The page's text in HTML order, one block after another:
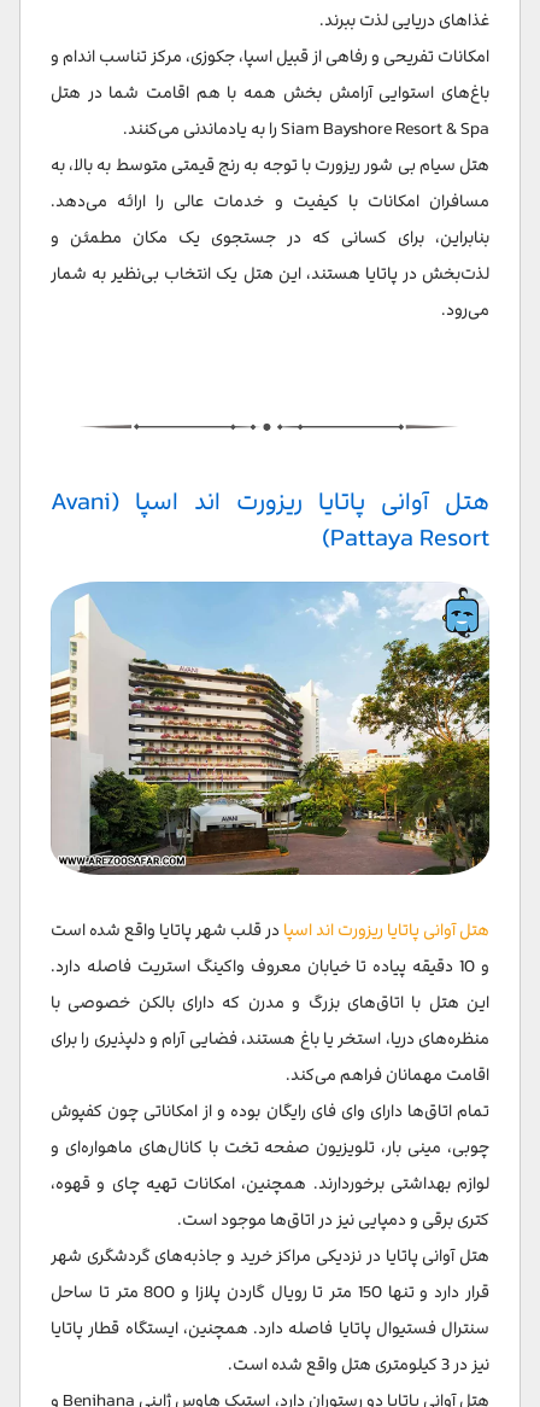
غذاهای دریایی لذت ببرند.
امکانات تفریحی و رفاهی از قبیل اسپا، جکوزی، مرکز تناسب اندام و
باغ‌های استوایی آرامش بخش همه با هم اقامت شما در هتل
Siam Bayshore Resort & Spa را به یادماندنی می‌کنند.
هتل سیام بی شور ریزورت با توجه به رنج قیمتی متوسط به بالا، به
مسافران امکانات با کیفیت و خدمات عالی را ارائه می‌دهد.
بنابراین، برای کسانی که در جستجوی یک مکان مطمئن و
لذت‌بخش در پاتایا هستند، این هتل یک انتخاب بی‌نظیر به شمار
می‌رود.
هتل آوانی پاتایا ریزورت اند اسپا (Avani
Pattaya Resort)
هتل آوانی پاتایا ریزورت اند اسپا در قلب شهر پاتایا واقع شده است
و 10 دقیقه پیاده تا خیابان معروف واکینگ استریت فاصله دارد.
این هتل با اتاق‌های بزرگ و مدرن که دارای بالکن خصوصی با
منظره‌های دریا، استخر یا باغ هستند، فضایی آرام و دلپذیری را برای
اقامت مهمانان فراهم می‌کند.
تمام اتاق‌ها دارای وای فای رایگان بوده و از امکاناتی چون کفپوش
چوبی، مینی بار، تلویزیون صفحه تخت با کانال‌های ماهواره‌ای و
لوازم بهداشتی برخوردارند. همچنین، امکانات تهیه چای و قهوه،
کتری برقی و دمپایی نیز در اتاق‌ها موجود است.
هتل آوانی پاتایا در نزدیکی مراکز خرید و جاذبه‌های گردشگری شهر
قرار دارد و تنها 150 متر تا رویال گاردن پلازا و 800 متر تا ساحل
سنترال فستیوال پاتایا فاصله دارد. همچنین، ایستگاه قطار پاتایا
نیز در 3 کیلومتری هتل واقع شده است.
هتل آوانی پاتایا دو رستوران دارد، استیک هاوس ژاپنی Benihana و